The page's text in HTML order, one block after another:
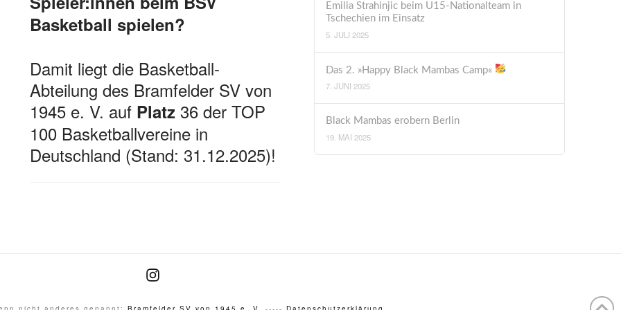
Basketball spielen?
Damit liegt die Basketball-
Abteilung des Bramfelder SV von
1945 e. V. auf Platz 36 der TOP
100 Basketballvereine in
Deutschland (Stand: 31.12.2025)!
Emilia Strahinjic beim U15-Nationalteam in
Tschechien im Einsatz
5. JULI 2025
Das 2. »Happy Black Mambas Camp«
7. JUNI 2025
Black Mambas erobern Berlin
19. MAI 2025